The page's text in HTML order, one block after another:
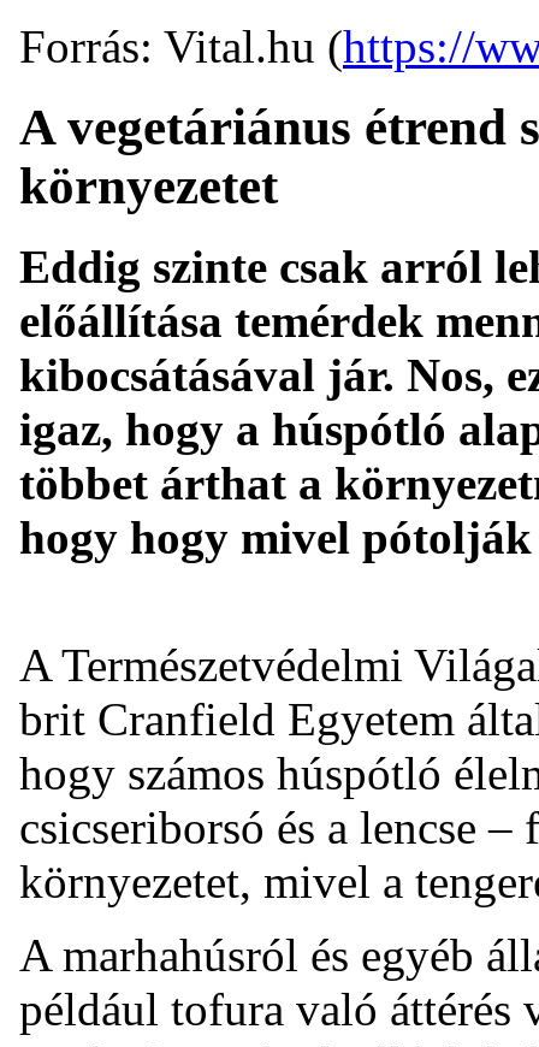
Forrás: Vital.hu (https://
A vegetáriánus étrend
környezetet
Eddig szinte csak arról
előállítása temérdek
kibocsátásával jár. Nos,
igaz, hogy a húspótló
többet árthat a
hogy hogy mivel
A Természetvédelmi
brit Cranfield Egyetem
hogy számos húspótló
csicseriborsó és a lencse
környezetet, mivel a
A marhahúsról és egyéb
például tofura való áttérés